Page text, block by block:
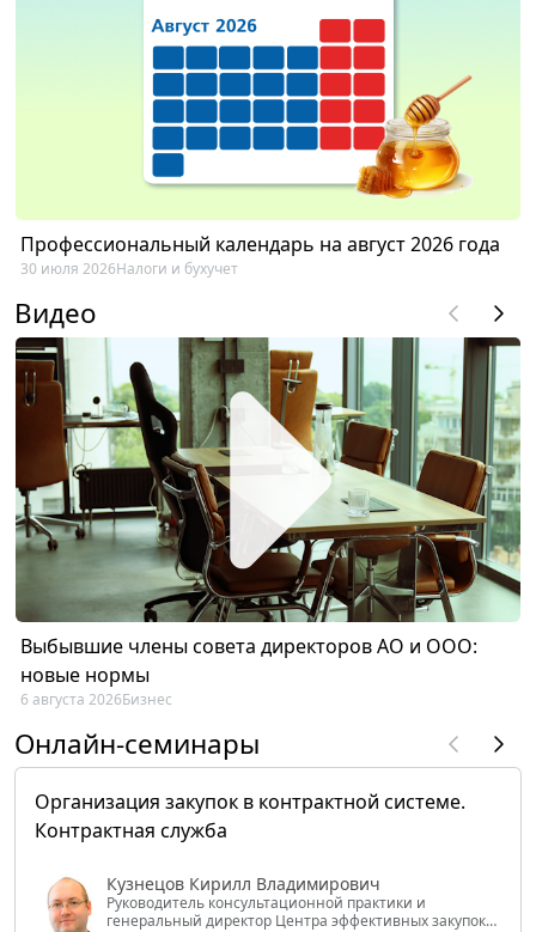
Профессиональный календарь на август 2026 года
30 июля 2026Налоги и бухучет
Видео
Выбывшие члены совета директоров АО и ООО:
новые нормы
6 августа 2026Бизнес
Онлайн-семинары
Организация закупок в контрактной системе.
Контрактная служба
Кузнецов Кирилл Владимирович
Руководитель консультационной практики и
генеральный директор Центра эффективных закупок